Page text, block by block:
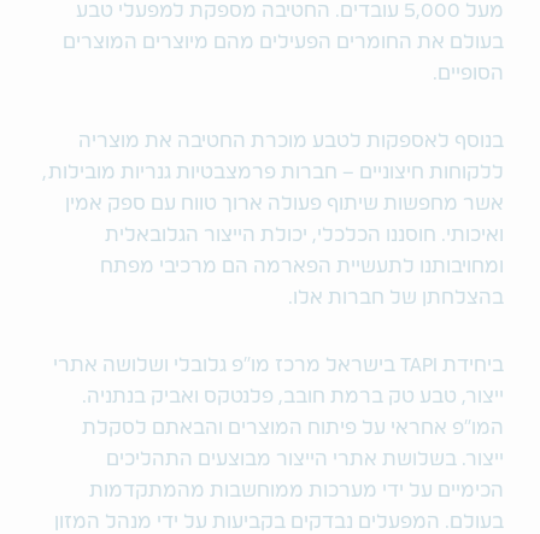
מעל 5,000 עובדים. החטיבה מספקת למפעלי טבע
בעולם את החומרים הפעילים מהם מיוצרים המוצרים
הסופיים.
בנוסף לאספקות לטבע מוכרת החטיבה את מוצריה
ללקוחות חיצוניים – חברות פרמצבטיות גנריות מובילות,
אשר מחפשות שיתוף פעולה ארוך טווח עם ספק אמין
ואיכותי. חוסננו הכלכלי, יכולת הייצור הגלובאלית
ומחויבותנו לתעשיית הפארמה הם מרכיבי מפתח
בהצלחתן של חברות אלו.
ביחידת TAPI בישראל מרכז מו"פ גלובלי ושלושה אתרי
ייצור, טבע טק ברמת חובב, פלנטקס ואביק בנתניה.
המו"פ אחראי על פיתוח המוצרים והבאתם לסקלת
ייצור. בשלושת אתרי הייצור מבוצעים התהליכים
הכימיים על ידי מערכות ממוחשבות מהמתקדמות
בעולם. המפעלים נבדקים בקביעות על ידי מנהל המזון